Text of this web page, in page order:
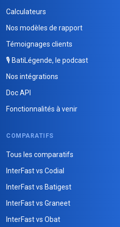
Calculateurs
Nos modèles de rapport
Témoignages clients
🎙️ BatiLégende, le podcast
Nos intégrations
Doc API
Fonctionnalités à venir
COMPARATIFS
Tous les comparatifs
InterFast vs Codial
InterFast vs Batigest
InterFast vs Graneet
InterFast vs Obat